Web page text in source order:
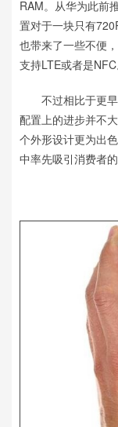
RAM。从华为此前
置对于一块只有
也带来了一些不便
支持LTE或者是NFC
不过相比于更早
配置上的进步并不
个外形设计更为出
中率先吸引消费者的